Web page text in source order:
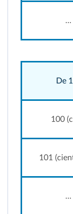
...
De
100
101
...